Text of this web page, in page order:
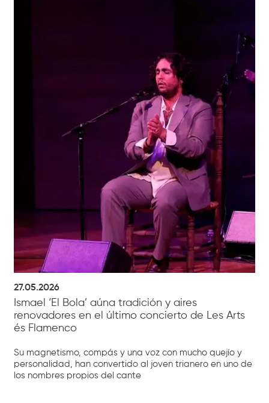
27.05.2026
Ismael ‘El Bola’ aúna tradición y aires
renovadores en el último concierto de Les Arts
és Flamenco
Su magnetismo, compás y una voz con mucho quejío y
personalidad, han convertido al joven trianero en uno de
los nombres propios del cante